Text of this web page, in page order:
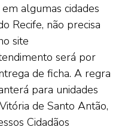
algumas cidades
Recife, não precisa
site
será por
de ficha. A regra
para unidades
de Santo Antão,
Cidadãos